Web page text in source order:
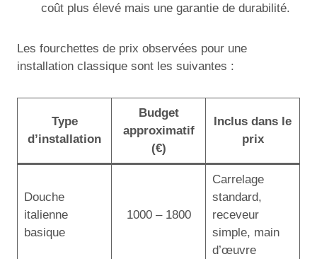
coût plus élevé mais une garantie de durabilité.
Les fourchettes de prix observées pour une
installation classique sont les suivantes :
Type
d’installation
Budget
approximatif
(€)
Inclus dans le
prix
Douche
italienne
basique
1000 – 1800
Carrelage
standard,
receveur
simple, main
d’œuvre